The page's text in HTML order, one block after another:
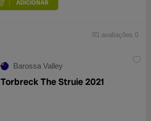
avaliações 0
Barossa Valley
Torbreck The Struie 2021